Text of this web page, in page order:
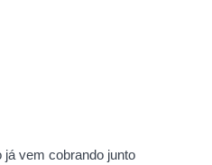
já vem cobrando junto